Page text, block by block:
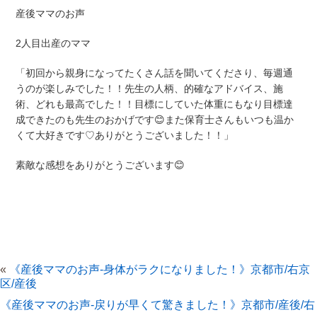
産後ママのお声
2人目出産のママ
「初回から親身になってたくさん話を聞いてくださり、毎週通
うのが楽しみでした！！先生の人柄、的確なアドバイス、施
術、どれも最高でした！！目標にしていた体重にもなり目標達
成できたのも先生のおかげです😊また保育士さんもいつも温か
くて大好きです♡ありがとうございました！！」
素敵な感想をありがとうございます😊
«
《産後ママのお声-身体がラクになりました！》京都市/右京
区/産後
《産後ママのお声-戻りが早くて驚きました！》京都市/産後/右